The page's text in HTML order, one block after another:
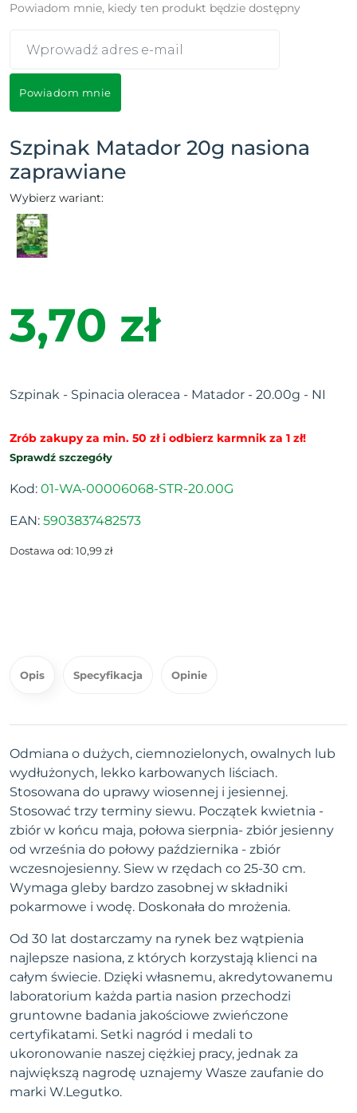
Powiadom mnie, kiedy ten produkt będzie dostępny
Powiadom mnie
Szpinak Matador 20g nasiona
zaprawiane
Wybierz wariant:
3,70 zł
Szpinak - Spinacia oleracea - Matador - 20.00g - NI
Zrób zakupy za min. 50 zł i odbierz karmnik za 1 zł!
Sprawdź szczegóły
Kod: 01-WA-00006068-STR-20.00G
EAN: 5903837482573
Dostawa od: 10,99 zł
Opis Specyfikacja Opinie
Odmiana o dużych, ciemnozielonych, owalnych lub
wydłużonych, lekko karbowanych liściach.
Stosowana do uprawy wiosennej i jesiennej.
Stosować trzy terminy siewu. Początek kwietnia -
zbiór w końcu maja, połowa sierpnia- zbiór jesienny
od września do połowy października - zbiór
wczesnojesienny. Siew w rzędach co 25-30 cm.
Wymaga gleby bardzo zasobnej w składniki
pokarmowe i wodę. Doskonała do mrożenia.
Od 30 lat dostarczamy na rynek bez wątpienia
najlepsze nasiona, z których korzystają klienci na
całym świecie. Dzięki własnemu, akredytowanemu
laboratorium każda partia nasion przechodzi
gruntowne badania jakościowe zwieńczone
certyfikatami. Setki nagród i medali to
ukoronowanie naszej ciężkiej pracy, jednak za
największą nagrodę uznajemy Wasze zaufanie do
marki W.Legutko.